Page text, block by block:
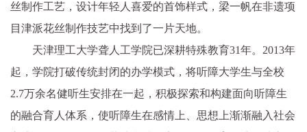
丝制作工艺，设计年轻人喜爱的首饰样式，梁一帆在非遗项
目津派花丝制作技艺中找到了一片天地。
天津理工大学聋人工学院已深耕特殊教育31年。2013年
起，学院打破传统封闭的办学模式，将听障大学生与全校
2.7万余名健听生安排在一起，积极探索和构建面向听障生
的融合育人体系，使听障生在感情上、思想上渐渐融入社会